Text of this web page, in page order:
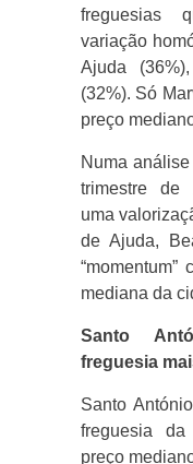
freguesias
variação
Ajuda
(32%). Só
preço
Numa
trimestre de
uma
de Ajuda,
mediana da
Santo
freguesia
Santo
freguesia
preço